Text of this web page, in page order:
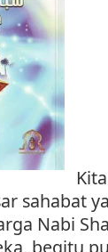
sahabat
Nabi
begitu